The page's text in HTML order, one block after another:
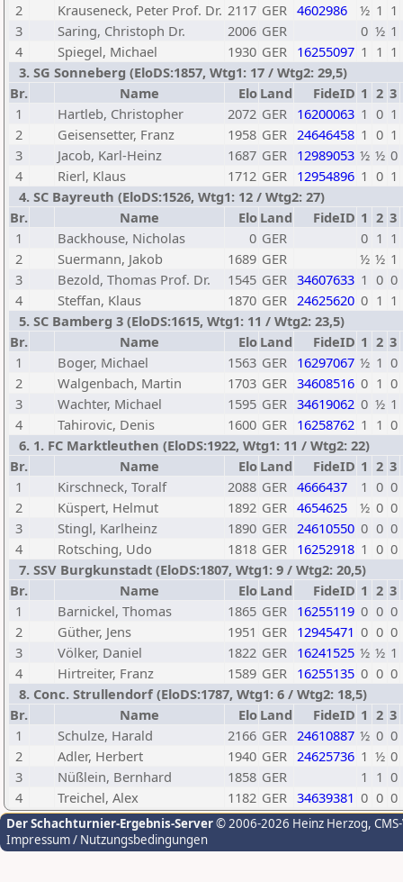
2
Krauseneck, Peter Prof. Dr. 2117 GER 4602986 ½ 1 1
3
Saring, Christoph Dr. 2006 GER 0 ½ 1
4
Spiegel, Michael 1930 GER 16255097 1 1 1
3. SG Sonneberg (EloDS:1857, Wtg1: 17 / Wtg2: 29,5)
Br.
Name Elo Land FideID 1 2 3
1
Hartleb, Christopher 2072 GER 16200063 1 0 1
2
Geisensetter, Franz 1958 GER 24646458 1 0 1
3
Jacob, Karl-Heinz 1687 GER 12989053 ½ ½ 0
4
Rierl, Klaus 1712 GER 12954896 1 0 1
4. SC Bayreuth (EloDS:1526, Wtg1: 12 / Wtg2: 27)
Br.
Name Elo Land FideID 1 2 3
1
Backhouse, Nicholas 0 GER 0 1 1
2
Suermann, Jakob 1689 GER ½ ½ 1
3
Bezold, Thomas Prof. Dr. 1545 GER 34607633 1 0 0
4
Steffan, Klaus 1870 GER 24625620 0 1 1
5. SC Bamberg 3 (EloDS:1615, Wtg1: 11 / Wtg2: 23,5)
Br.
Name Elo Land FideID 1 2 3
1
Boger, Michael 1563 GER 16297067 ½ 1 0
2
Walgenbach, Martin 1703 GER 34608516 0 1 0
3
Wachter, Michael 1595 GER 34619062 0 ½ 1
4
Tahirovic, Denis 1600 GER 16258762 1 1 0
6. 1. FC Marktleuthen (EloDS:1922, Wtg1: 11 / Wtg2: 22)
Br.
Name Elo Land FideID 1 2 3
1
Kirschneck, Toralf 2088 GER 4666437 1 0 0
2
Küspert, Helmut 1892 GER 4654625 ½ 0 0
3
Stingl, Karlheinz 1890 GER 24610550 0 0 0
4
Rotsching, Udo 1818 GER 16252918 1 0 0
7. SSV Burgkunstadt (EloDS:1807, Wtg1: 9 / Wtg2: 20,5)
Br.
Name Elo Land FideID 1 2 3
1
Barnickel, Thomas 1865 GER 16255119 0 0 0
2
Güther, Jens 1951 GER 12945471 0 0 0
3
Völker, Daniel 1822 GER 16241525 ½ ½ 1
4
Hirtreiter, Franz 1589 GER 16255135 0 0 0
8. Conc. Strullendorf (EloDS:1787, Wtg1: 6 / Wtg2: 18,5)
Br.
Name Elo Land FideID 1 2 3
1
Schulze, Harald 2166 GER 24610887 ½ 0 0
2
Adler, Herbert 1940 GER 24625736 1 ½ 0
3
Nüßlein, Bernhard 1858 GER 1 1 0
4
Treichel, Alex 1182 GER 34639381 0 0 0
Der Schachturnier-Ergebnis-Server© 2006-2026 Heinz Herzog,
Impressum / Nutzungsbedingungen